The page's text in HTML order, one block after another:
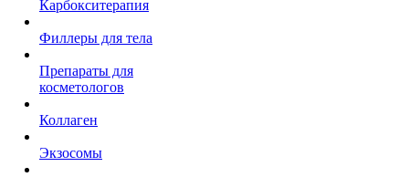
Карбокситерапия
Филлеры для тела
Препараты для
косметологов
Коллаген
Экзосомы